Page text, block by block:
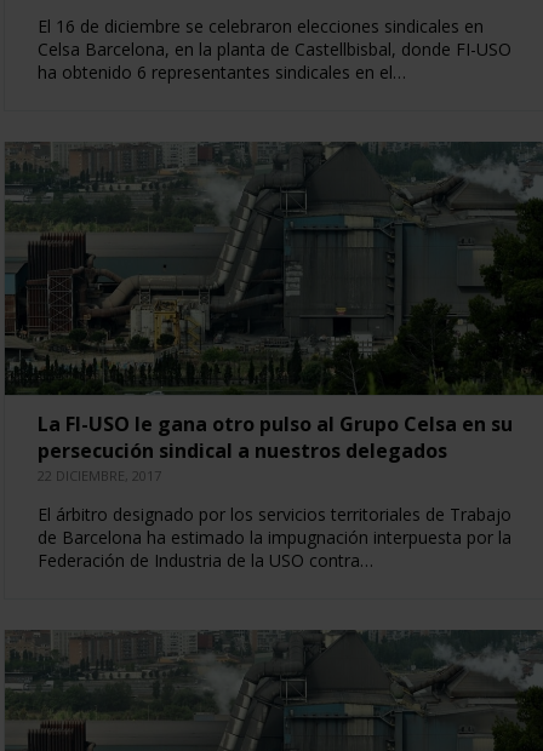
El 16 de diciembre se celebraron elecciones sindicales en
Celsa Barcelona, en la planta de Castellbisbal, donde FI-USO
ha obtenido 6 representantes sindicales en el…
La FI-USO le gana otro pulso al Grupo Celsa en su
persecución sindical a nuestros delegados
22 DICIEMBRE, 2017
El árbitro designado por los servicios territoriales de Trabajo
de Barcelona ha estimado la impugnación interpuesta por la
Federación de Industria de la USO contra…